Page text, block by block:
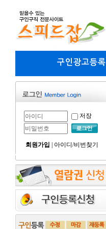
구인광고등록
저장
회원가입 아이디/비번찾기